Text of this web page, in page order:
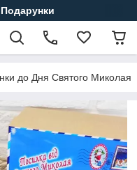
до Дня Святого Миколая